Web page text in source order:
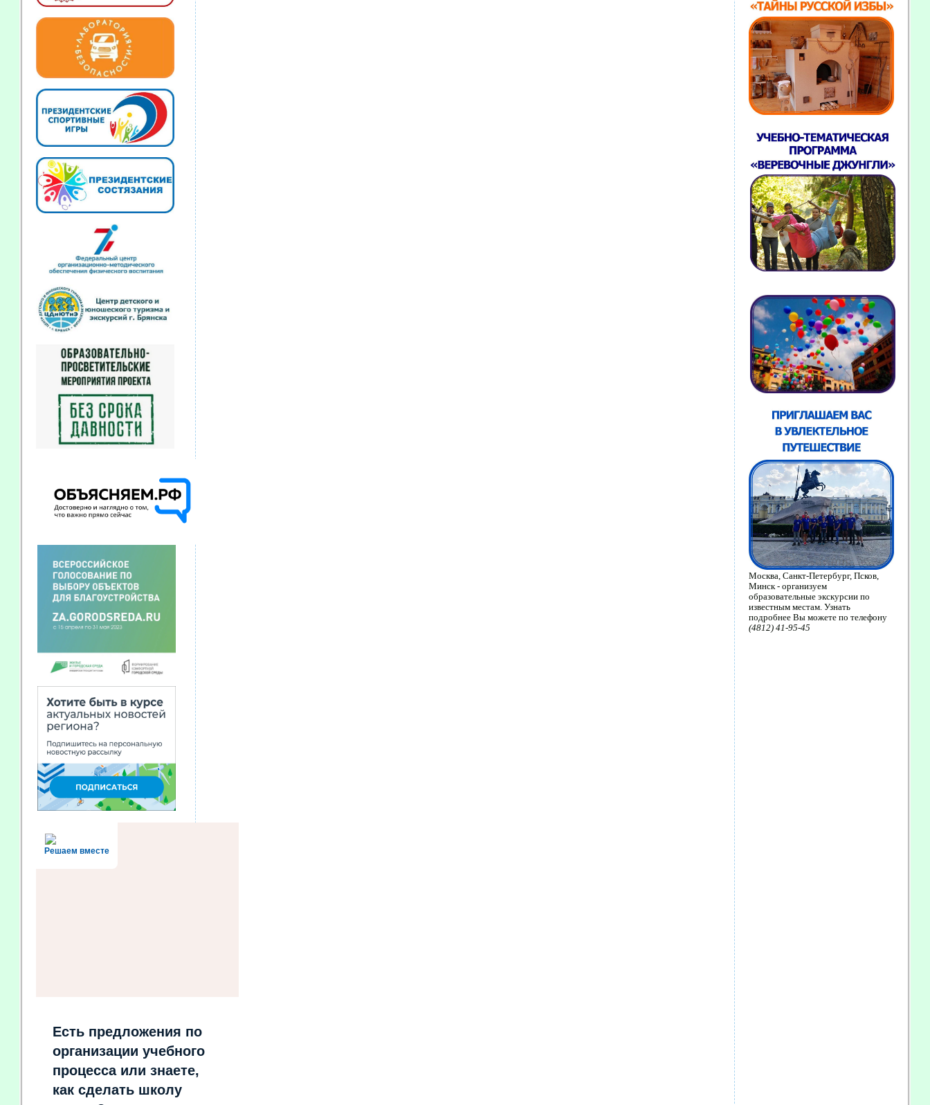
Решаем вместе
Есть предложения по
организации учебного
процесса или знаете,
как сделать школу
Москва, Санкт-Петербург, Псков,
Минск - организуем
образовательные экскурсии по
известным местам. Узнать
подробнее Вы можете по телефону
(4812) 41-95-45